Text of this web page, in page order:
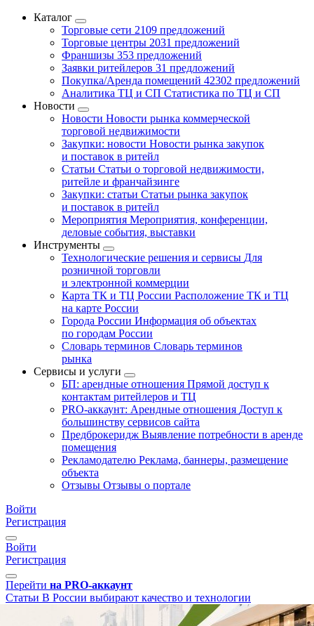
Каталог
Торговые сети 2109 предложений
Торговые центры 2031 предложений
Франшизы 353 предложений
Заявки ритейлеров 31 предложений
Покупка/Аренда помещений 42302 предложений
Аналитика ТЦ и СП Статистика по ТЦ и СП
Новости
Новости Новости рынка коммерческой
торговой недвижимости
Закупки: новости Новости рынка закупок
и поставок в ритейл
Статьи Статьи о торговой недвижимости,
ритейле и франчайзинге
Закупки: статьи Статьи рынка закупок
и поставок в ритейл
Мероприятия Мероприятия, конференции,
деловые события, выставки
Инструменты
Технологические решения и сервисы Для
розничной торговли
и электронной коммерции
Карта ТК и ТЦ России Расположение ТК и ТЦ
на карте России
Города России Информация об объектах
по городам России
Словарь терминов Словарь терминов
рынка
Сервисы и услуги
БП: арендные отношения Прямой доступ к
контактам ритейлеров и ТЦ
PRO-аккаунт: Арендные отношения Доступ к
большинству сервисов сайта
Предброкеридж Выявление потребности в аренде
помещения
Рекламодателю Реклама, баннеры, размещение
объекта
Отзывы Отзывы о портале
Войти
Регистрация
Войти
Регистрация
Перейти на PRO-аккаунт
Статьи В России выбирают качество и технологии